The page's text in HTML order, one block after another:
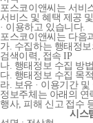
포스코이앤씨는 서비
서비스 및 혜택 제공
· 이용하고 있습니다.
포스코이앤씨는 다음
가. 수집하는 행태정
검색이력, 접속 IP
나. 행태정보 수집 방
다. 행태정보 수집 목
라. 보유 · 이용기간
정보주체는 아래의 연
행사, 피해 신고 접수
시스